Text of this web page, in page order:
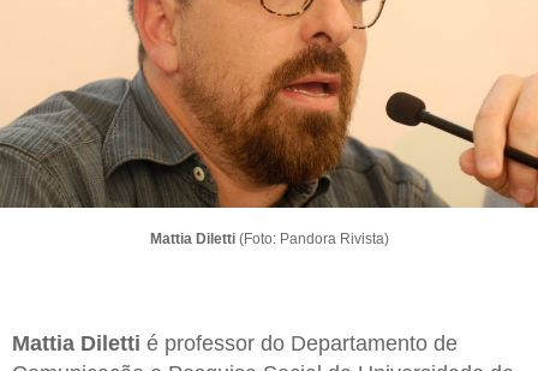
Mattia Diletti(Foto: Pandora Rivista)
Mattia Diletti é professor do Departamento de